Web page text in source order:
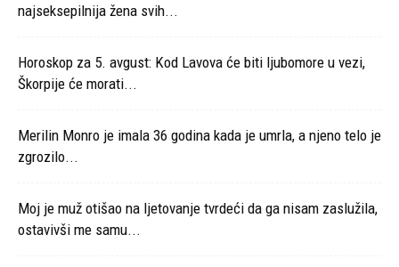
najseksepilnija žena svih...
Horoskop za 5. avgust: Kod Lavova će biti ljubomore u vezi,
Škorpije će morati...
Merilin Monro je imala 36 godina kada je umrla, a njeno telo je
zgrozilo...
Moj je muž otišao na ljetovanje tvrdeći da ga nisam zaslužila,
ostavivši me samu...